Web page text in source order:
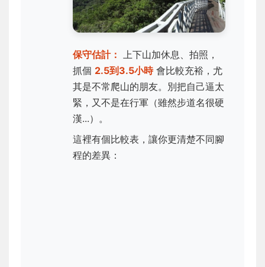
保守估計：
上下山加休息、拍照，
抓個 2.5到3.5小時會比較充裕，尤
其是不常爬山的朋友。別把自己逼太
緊，又不是在行軍（雖然步道名很硬
漢...）。
這裡有個比較表，讓你更清楚不同腳
程的差異：